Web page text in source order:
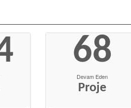
68
Devam Eden
Proje